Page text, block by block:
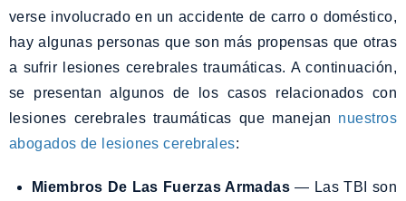
verse involucrado en un accidente de carro o doméstico,
hay algunas personas que son más propensas que otras
a sufrir lesiones cerebrales traumáticas. A continuación,
se presentan algunos de los casos relacionados con
lesiones cerebrales traumáticas que manejan nuestros
abogados de lesiones cerebrales:
Miembros De Las Fuerzas Armadas — Las TBI son